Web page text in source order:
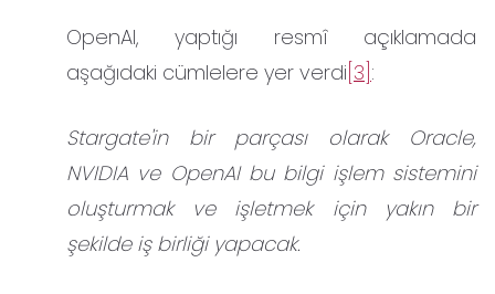
OpenAI, yaptığı resmî açıklamada
aşağıdaki cümlelere yer verdi [3] :
Stargate'in bir parçası olarak Oracle,
NVIDIA ve OpenAI bu bilgi işlem sistemini
oluşturmak ve işletmek için yakın bir
şekilde iş birliği yapacak.